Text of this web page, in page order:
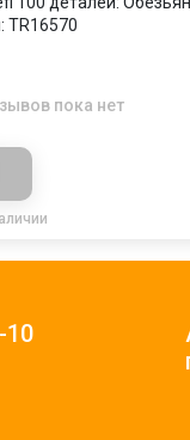
TR16570
пока нет
10